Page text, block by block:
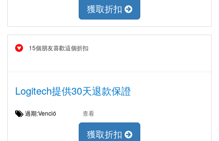
獲取折扣
15個朋友喜歡這個折扣
Logitech提供30天退款保證
過期:Venció 查看
獲取折扣